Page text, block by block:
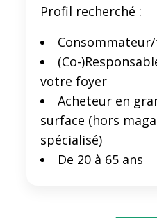
Profil recherché :
(Co-
votre foyer
Acheteur en
surface (hors
spécialisé)
De 20 à 65 ans